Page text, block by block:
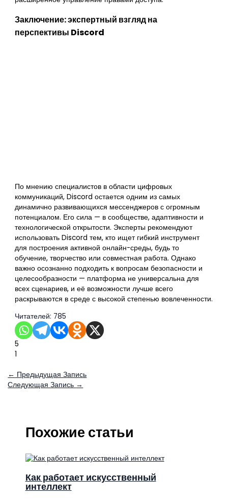
Заключение: экспертный взгляд на
перспективы Discord
По мнению специалистов в области цифровых
коммуникаций, Discord остается одним из самых
динамично развивающихся мессенджеров с огромным
потенциалом. Его сила — в сообществе, адаптивности и
технологической открытости. Эксперты рекомендуют
использовать Discord тем, кто ищет гибкий инструмент
для построения активной онлайн-среды, будь то
обучение, творчество или совместная работа. Однако
важно осознанно подходить к вопросам безопасности и
целесообразности — платформа не универсальна для
всех сценариев, и её возможности лучше всего
раскрываются в среде с высокой степенью вовлеченности.
Читателей: 785
5
1
← Предыдущая Запись
Следующая Запись →
Похожие статьи
Как работает искусственный
интеллект